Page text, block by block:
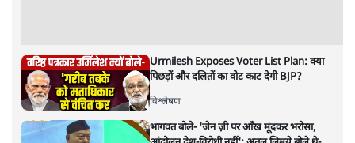
फेसबुक-एक्स को अवैध एआई कंटेंट, डीपफेक अब
36 नहीं, 3 घंटे में हटाना होगा? सरकार का नया
6 Min•
Abhijeet Dipke Press Conference: CJP